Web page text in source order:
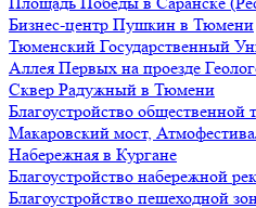
Бизнес-центр Пушкин в Тюмени
Тюменский Государственный
Аллея Первых на проезде
Сквер Радужный в Тюмени
Благоустройство общественной
Макаровский мост,
Набережная в Кургане
Благоустройство набережной
Благоустройство пешеходной